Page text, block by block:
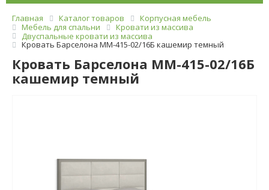
Главная Каталог товаров
Корпусная мебель
Мебель для спальни
Кровати из массива
Двуспальные кровати из массива
Кровать Барселона ММ-415-02/16Б кашемир темный
Кровать Барселона ММ-415-02/16Б
кашемир темный